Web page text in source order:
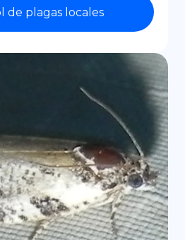
EN
de plagas locales